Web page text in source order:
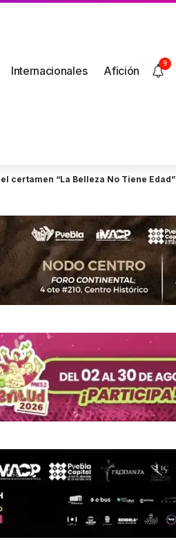
Internacionales Afición
9
certamen “La Belleza No Tiene Edad”